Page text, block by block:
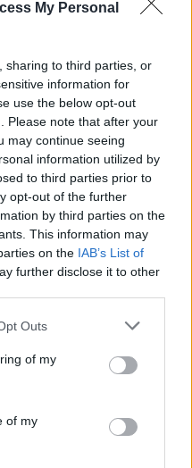
My Personal
sharing to third parties, or
information for
use the below opt-out
Please note that after your
may continue seeing
information utilized by
to third parties prior to
opt-out of the further
by third parties on the
This information may
on the IAB’s List of
further disclose it to other
Outs
of my
of my
e interior em
de profundidade. Já
e até para as
ter atenção aos
que vão do M ao
antes de comprar.
que permite a
com o N222 e
para os joelhos e para
limitam um pouco
de necessidade é bom
que muita gente se
sendo que